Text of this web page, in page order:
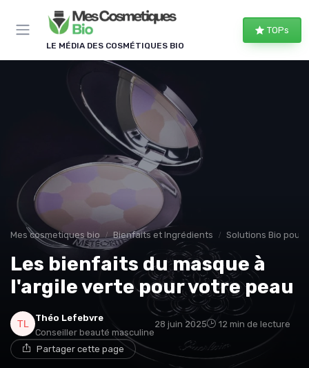
LE MÉDIA DES COSMÉTIQUES BIO
TOPs
Mes cosmetiques bio Bienfaits et Ingrédients Solutions Bio pour
Les bienfaits du masque à
l'argile verte pour votre peau
Théo Lefebvre
Conseiller beauté masculine
28 juin 2025 12 min de lecture
Partager cette page
Panneau de gestion des cookies